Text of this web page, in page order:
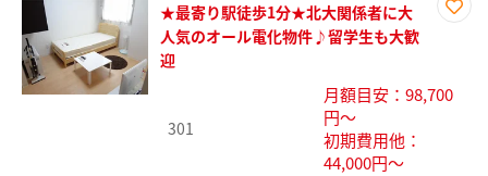
録
★最寄り駅徒歩1分★北大関係者に大
人気のオール電化物件♪留学生も大歓
迎
301
月額目安：98,700
円～
初期費用他：
44,000円～